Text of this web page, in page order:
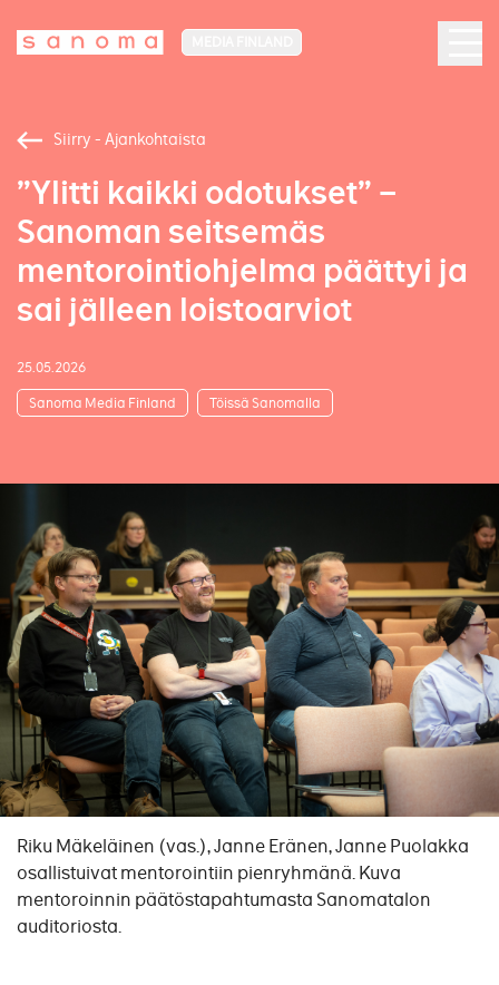
Siirry - Ajankohtaista
”Ylitti kaikki odotukset” –
Sanoman seitsemäs
mentorointiohjelma päättyi ja
sai jälleen loistoarviot
25.05.2026
Sanoma Media Finland Töissä Sanomalla
Riku Mäkeläinen (vas.), Janne Eränen, Janne Puolakka
osallistuivat mentorointiin pienryhmänä. Kuva
mentoroinnin päätöstapahtumasta Sanomatalon
auditoriosta.